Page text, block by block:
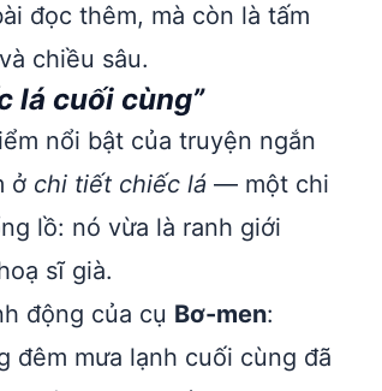
đọc thêm, mà còn là tấm
chiều sâu.
lá cuối cùng”
nổi bật của truyện ngắn
ở chi tiết chiếc lá — một chi
lồ: nó vừa là ranh giới
sĩ già.
động của cụ Bơ-men:
đêm mưa lạnh cuối cùng đã